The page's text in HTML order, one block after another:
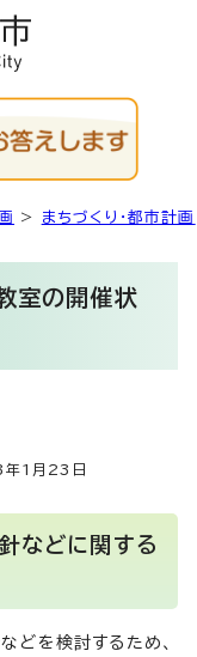
> まちづくり・都市計画
室の開催状
1月23日
などに関する
を検討するため、